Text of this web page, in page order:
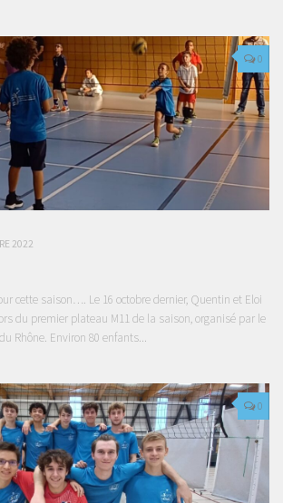
0
2022
cette saison…. Le 16 octobre dernier, Quentin et Eloi
du premier plateau M11 de la saison, organisé par le
Rhône. Environ 80 enfants...
0